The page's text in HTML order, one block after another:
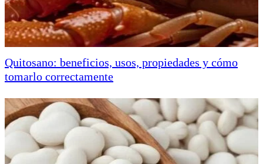
Quitosano: beneficios, usos, propiedades y cómo
tomarlo correctamente